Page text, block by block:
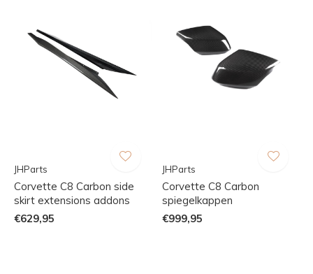
JHParts
Corvette C8 Carbon side
skirt extensions addons
€629,95
JHParts
Corvette C8 Carbon
spiegelkappen
€999,95